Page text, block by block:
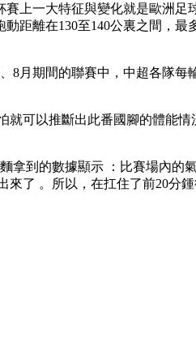
杯賽上一大特征與變化就是歐洲足
距離在130至140公裏之間，
、8月期間的聯賽中，中超各
就可以推斷出此番國腳的體能情況
的數據顯示 ：比賽場內的氣溫
。所以，在扛住了前20分